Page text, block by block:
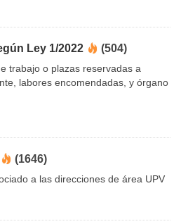
Ley 1/2022 (504)
trabajo o plazas reservadas a
labores encomendadas, y órgano
(1646)
a las direcciones de área UPV